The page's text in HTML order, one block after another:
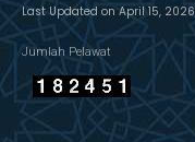
Last Updated on April 15, 2026
Jumlah Pelawat